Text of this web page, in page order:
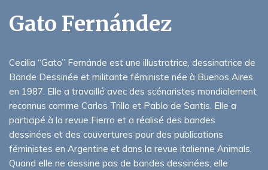
Gato Fernández
Cecilia “Gato” Fernánde est une illustratrice, dessinatrice de
Bande Dessinée et militante féministe née à Buenos Aires
en 1987. Elle a travaillé avec des scénaristes mondialement
reconnus comme Carlos Trillo et Pablo de Santis. Elle a
participé à la revue Fierro et a réalisé des bandes
dessinées et des couvertures pour des publications
féministes en Argentine et dans la revue italienne Animals.
Quand elle ne dessine pas de bandes dessinées, elle